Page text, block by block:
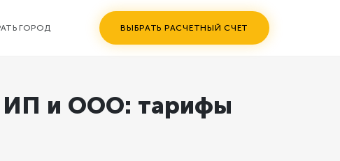
ГОРОД ВЫБРАТЬ РАСЧЕТНЫЙ СЧЕТ
ИП и ООО: тарифы